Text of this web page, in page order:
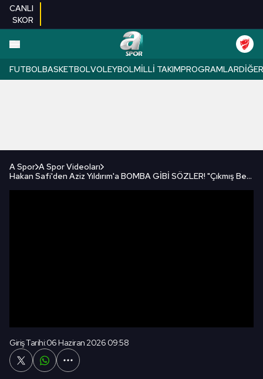
CANLI
SKOR
FUTBOLBASKETBOLVOLEYBOLMILLI TAKIMPROGRAMLARDIĞER
A Spor A Spor Videoları
Hakan Safi'den Aziz Yıldırım'a BOMBA GİBİ SÖZLER! "Çıkmış Benim Sözleşmelerimle İlgili..."
Giriş Tarihi:06 Haziran 2026 09:58